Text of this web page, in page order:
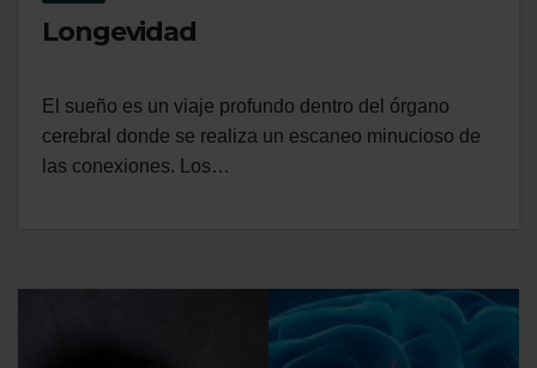
Longevidad
El sueño es un viaje profundo dentro del órgano
cerebral donde se realiza un escaneo minucioso de
las conexiones. Los…